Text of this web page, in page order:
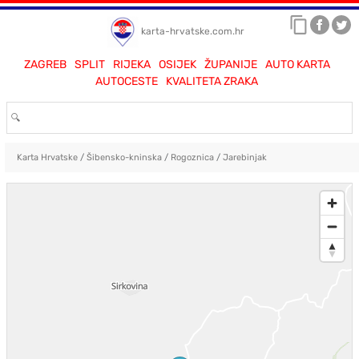
karta-hrvatske.com.hr
ZAGREB SPLIT RIJEKA OSIJEK ŽUPANIJE
AUTO KARTA
AUTOCESTE
KVALITETA ZRAKA
Karta Hrvatske/ Šibensko-kninska/ Rogoznica/ Jarebinjak